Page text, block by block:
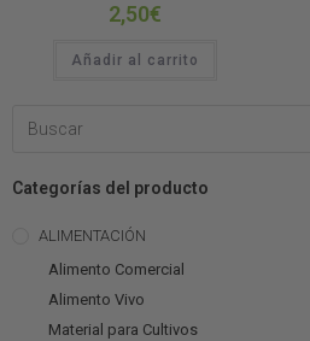
Categorías del producto
ALIMENTACIÓN
Alimento Comercial
Alimento Vivo
Material para Cultivos
2,50€
Añadir al carrito